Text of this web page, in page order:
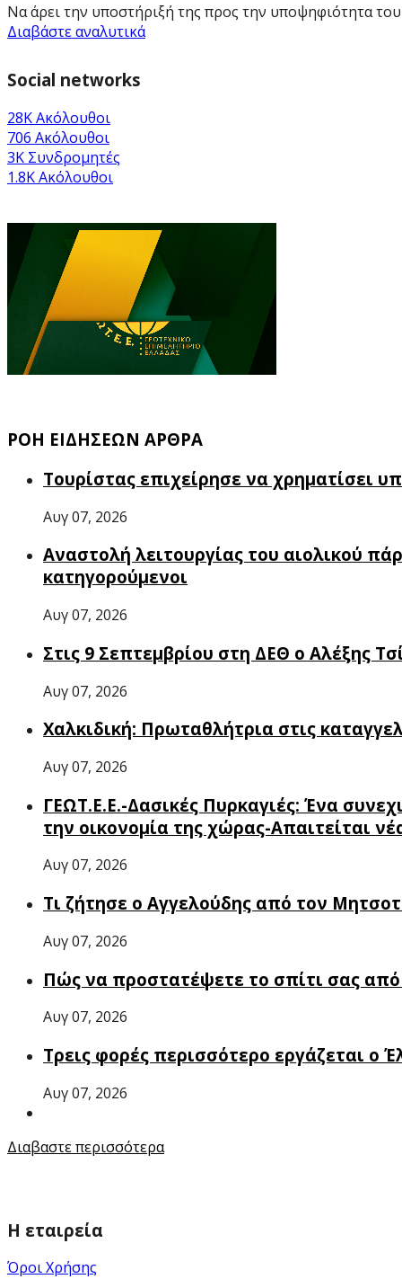
Να άρει την υποστήριξή της προς την υποψηφιότητα του
Διαβάστε αναλυτικά
Social networks
28KΑκόλουθοι
706 Ακόλουθοι
3K Συνδρομητές
1.8KΑκόλουθοι
ΡΟΗ ΕΙΔΗΣΕΩΝ ΑΡΘΡΑ
Τουρίστας επιχείρησε να χρηματίσει
Αυγ 07, 2026
Αναστολή λειτουργίας του αιολικού
κατηγορούμενοι
Αυγ 07, 2026
Στις 9 Σεπτεμβρίου στη ΔΕΘ ο Αλέξης
Αυγ 07, 2026
Χαλκιδική: Πρωταθλήτρια στις
Αυγ 07, 2026
ΓΕΩΤ.Ε.Ε.-Δασικές Πυρκαγιές: Ένα
την οικονομία της χώρας-Απαιτείται
Αυγ 07, 2026
Τι ζήτησε ο Αγγελούδης από τον
Αυγ 07, 2026
Πώς να προστατέψετε το σπίτι σας από
Αυγ 07, 2026
Τρεις φορές περισσότερο εργάζεται
Αυγ 07, 2026
Διαβαστε περισσότερα
Η εταιρεία
Όροι Χρήσης